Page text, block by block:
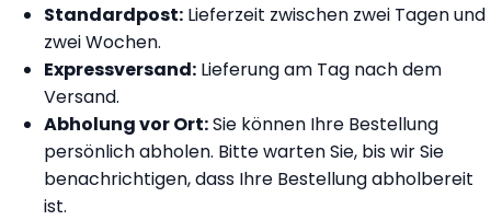
Standardpost: Lieferzeit zwischen zwei Tagen und
zwei Wochen.
Expressversand: Lieferung am Tag nach dem
Versand.
Abholung vor Ort:Sie können Ihre Bestellung
persönlich abholen. Bitte warten Sie, bis wir Sie
benachrichtigen, dass Ihre Bestellung abholbereit
ist.